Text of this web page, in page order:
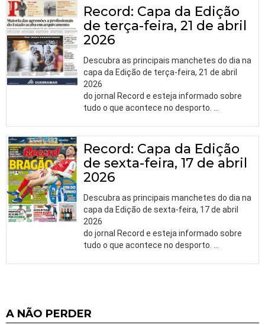
Record: Capa da Edição
de terça-feira, 21 de abril
2026
Descubra as principais manchetes do dia na
capa da Edição de terça-feira, 21 de abril
2026
do jornal Record e esteja informado sobre
tudo o que acontece no desporto.
Record: Capa da Edição
de sexta-feira, 17 de abril
2026
Descubra as principais manchetes do dia na
capa da Edição de sexta-feira, 17 de abril
2026
do jornal Record e esteja informado sobre
tudo o que acontece no desporto.
A NÃO PERDER